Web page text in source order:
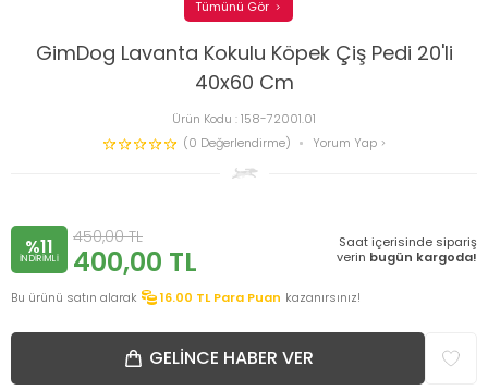
GimDog Lavanta Kokulu Köpek Çiş Pedi 20'li
40x60 Cm
Ürün Kodu :158-72001.01
(0 Değerlendirme)
Yorum Yap
Tümünü Gör
%11
INDIRIMLI
450,00TL
400,00 TL
Saat içerisinde sipariş
verin bugün kargoda!
Bu ürünü satın alarak 16.00 TL Para Puan kazanırsınız!
GELINCE HABER VER